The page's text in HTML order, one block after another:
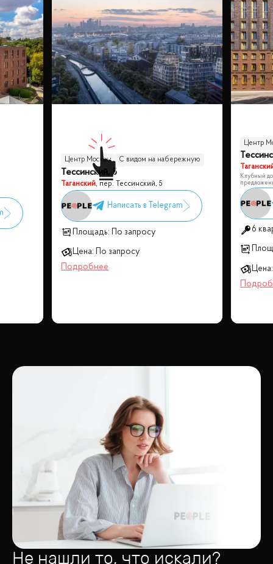
Центр Москвы
С видом на набережную
Панорамные окна
Тессинский, 5
Таганский, пер. Тессинский, 5
Площадь: По запросу
Цена: По запросу
Центр
Клубный
6
Цена:
Не нашли то, что искали?